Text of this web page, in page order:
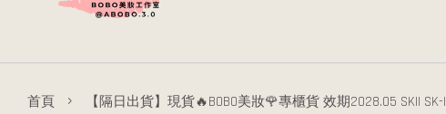
首頁 › 【隔日出貨】現貨🔥BOBO美妝🌹專櫃貨 效期2028.05 SKII